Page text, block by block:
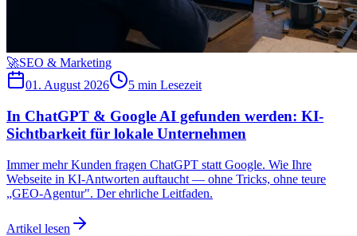
🚀SEO & Marketing
01. August 2026
5 min Lesezeit
In ChatGPT & Google AI gefunden werden: KI-
Sichtbarkeit für lokale Unternehmen
Immer mehr Kunden fragen ChatGPT statt Google. Wie Ihre
Webseite in KI-Antworten auftaucht — ohne Tricks, ohne teure
„GEO-Agentur". Der ehrliche Leitfaden.
Artikel lesen